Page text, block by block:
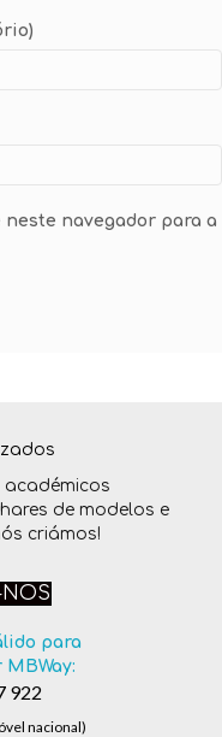
neste navegador para a
académicos
de modelos e
criámos!
para
922
nacional)